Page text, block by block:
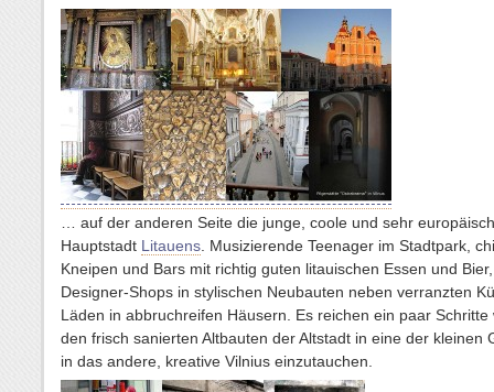
… auf der anderen Seite die junge, coole und sehr
Hauptstadt Litauens. Musizierende Teenager im Stadtpark,
Kneipen und Bars mit richtig guten litauischen Essen und
Designer-Shops in stylischen Neubauten neben verranzten
Läden in abbruchreifen Häusern. Es reichen ein paar Schritte
den frisch sanierten Altbauten der Altstadt in eine der kleinen
in das andere, kreative Vilnius einzutauchen.